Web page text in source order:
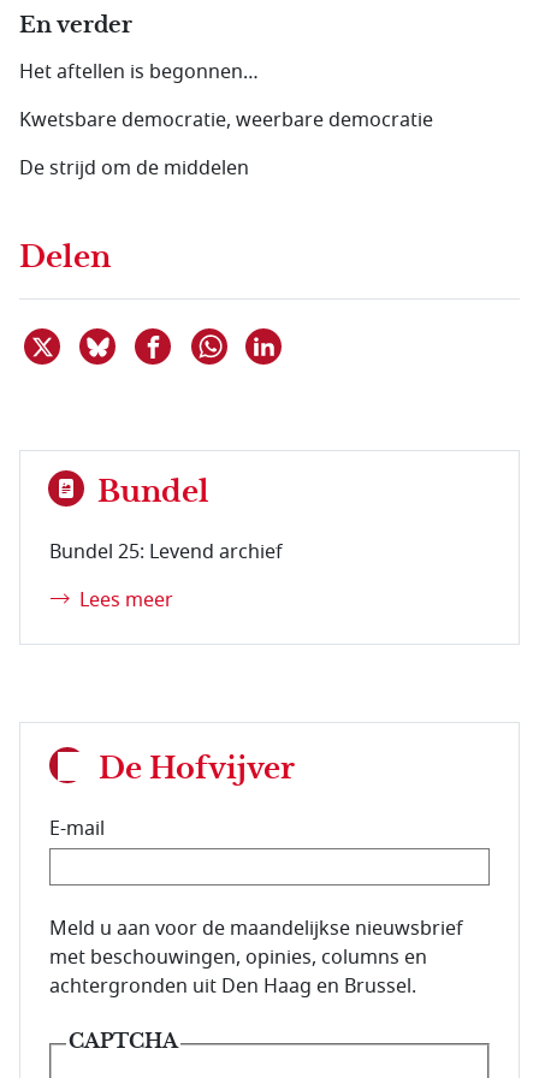
En verder
Het aftellen is begonnen…
Kwetsbare democratie, weerbare democratie
De strijd om de middelen
Delen
Deel dit item op X
Deel dit item op Bluesky
Deel dit item op Facebook
Delen via WhatsApp
Bundel
Bundel 25: Levend archief
Lees meer
De Hofvijver
E-mail
E-mailadres van de abonnee.
Meld u aan voor de maandelijkse nieuwsbrief
met beschouwingen, opinies, columns en
achtergronden uit Den Haag en Brussel.
CAPTCHA